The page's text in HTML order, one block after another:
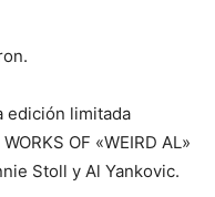
edición limitada
OF «WEIRD AL»
Stoll y Al Yankovic.